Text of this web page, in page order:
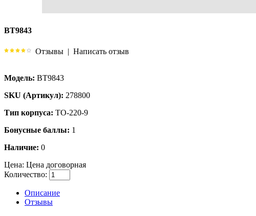
BT9843
Отзывы | Написать отзыв
Модель: BT9843
SKU (Артикул): 278800
Тип корпуса: TO-220-9
Бонусные баллы: 1
Наличие: 0
Цена: Цена договорная
Количество:
Описание
Отзывы